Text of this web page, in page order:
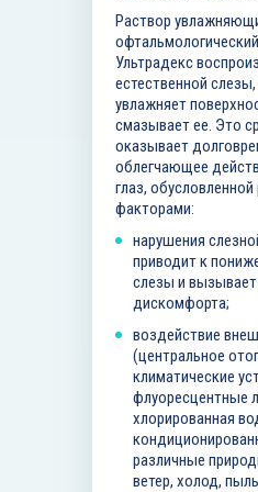
Раствор
Ультрадекс
естественной
увлажняет
смазывает ее. Это
оказывает
облегчающее
глаз,
факторами:
нарушения
приводит к
слезы и
дискомфорта;
воздействие
(центральное
климатические
флуоресцентные
хлорированная
различные
ветер, холод,